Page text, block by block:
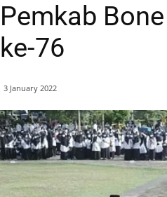
Pemkab
ke-76
3 January 2022